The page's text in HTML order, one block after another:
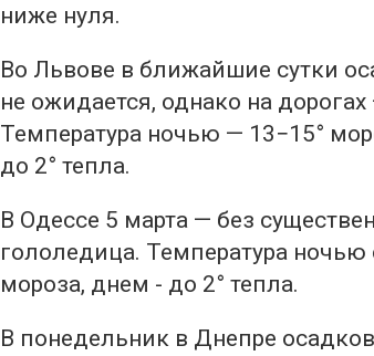
ниже нуля.
Во Львове в ближайшие сутки
не ожидается, однако на
Температура ночью — 13−15°
до 2° тепла.
В Одессе 5 марта — без
гололедица. Температура ночью
мороза, днем ​​- до 2° тепла.
В понедельник в Днепре